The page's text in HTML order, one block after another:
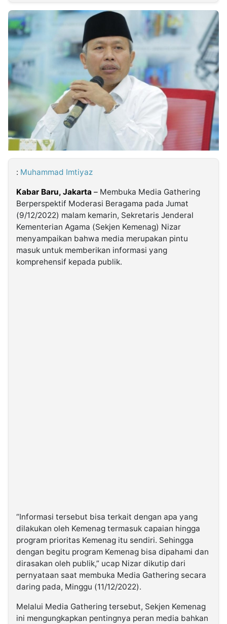
INDONESIA
Partner
Insight
NTB
Suara
Time
Lens
IDN
Daily
Jogja
Jalan
Rakyat
Idealita
News
Kita
Notice
Dinamikapost.com
Radar
Baru
Seedbacklink
Follow
Kabarbaru
Kabarbaru.co
: Muhammad Imtiyaz
Kabar Baru, Jakarta – Membuka Media Gathering
Berperspektif Moderasi Beragama pada Jumat
(9/12/2022) malam kemarin, Sekretaris Jenderal
Kementerian Agama (Sekjen Kemenag) Nizar
menyampaikan bahwa media merupakan pintu
masuk untuk memberikan informasi yang
komprehensif kepada publik.
“Informasi tersebut bisa terkait dengan apa yang
dilakukan oleh Kemenag termasuk capaian hingga
program prioritas Kemenag itu sendiri. Sehingga
dengan begitu program Kemenag bisa dipahami dan
dirasakan oleh publik,” ucap Nizar dikutip dari
pernyataan saat membuka Media Gathering secara
daring pada, Minggu (11/12/2022).
Melalui Media Gathering tersebut, Sekjen Kemenag
ini mengungkapkan pentingnya peran media bahkan